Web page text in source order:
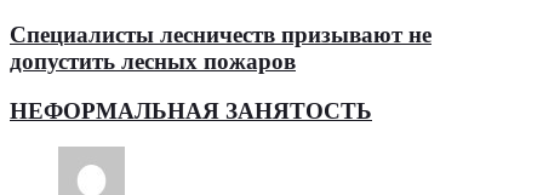
Специалисты лесничеств призывают не
допустить лесных пожаров
НЕФОРМАЛЬНАЯ ЗАНЯТОСТЬ